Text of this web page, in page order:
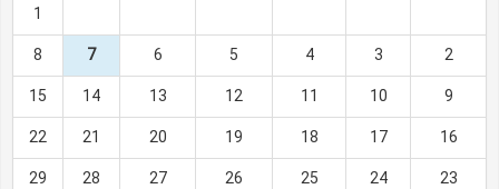
1
2
3
4
5
6
7
8
9
10
11
12
13
14
15
16
17
18
19
20
21
22
23
24
25
26
27
28
29